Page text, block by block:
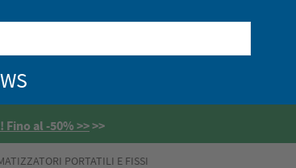
Fino al -50% >>>>
PORTATILI E FISSI